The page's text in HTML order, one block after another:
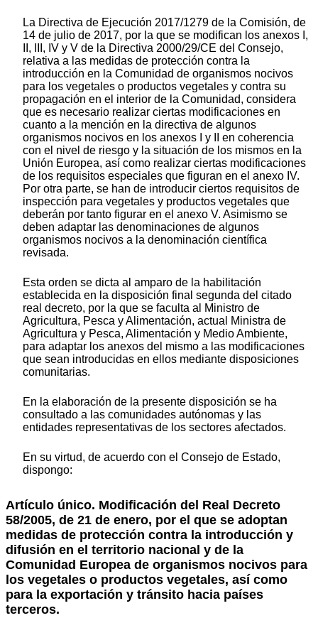
La Directiva de Ejecución 2017/1279 de la Comisión, de
14 de julio de 2017, por la que se modifican los anexos I,
II, III, IV y V de la Directiva 2000/29/CE del Consejo,
relativa a las medidas de protección contra la
introducción en la Comunidad de organismos nocivos
para los vegetales o productos vegetales y contra su
propagación en el interior de la Comunidad, considera
que es necesario realizar ciertas modificaciones en
cuanto a la mención en la directiva de algunos
organismos nocivos en los anexos I y II en coherencia
con el nivel de riesgo y la situación de los mismos en la
Unión Europea, así como realizar ciertas modificaciones
de los requisitos especiales que figuran en el anexo IV.
Por otra parte, se han de introducir ciertos requisitos de
inspección para vegetales y productos vegetales que
deberán por tanto figurar en el anexo V. Asimismo se
deben adaptar las denominaciones de algunos
organismos nocivos a la denominación científica
revisada.
Esta orden se dicta al amparo de la habilitación
establecida en la disposición final segunda del citado
real decreto, por la que se faculta al Ministro de
Agricultura, Pesca y Alimentación, actual Ministra de
Agricultura y Pesca, Alimentación y Medio Ambiente,
para adaptar los anexos del mismo a las modificaciones
que sean introducidas en ellos mediante disposiciones
comunitarias.
En la elaboración de la presente disposición se ha
consultado a las comunidades autónomas y las
entidades representativas de los sectores afectados.
En su virtud, de acuerdo con el Consejo de Estado,
dispongo:
Artículo único. Modificación del Real Decreto
58/2005, de 21 de enero, por el que se adoptan
medidas de protección contra la introducción y
difusión en el territorio nacional y de la
Comunidad Europea de organismos nocivos para
los vegetales o productos vegetales, así como
para la exportación y tránsito hacia países
terceros.